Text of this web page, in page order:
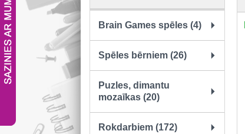
Brain Games spēles (4)
Spēles bērniem (26)
Puzles, dimantu
mozaīkas (20)
Rokdarbiem (172)